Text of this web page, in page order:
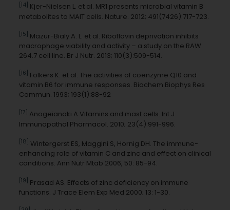
[14] Kjer-Nielsen L. et al. MR1 presents microbial vitamin B
metabolites to MAIT cells. Nature. 2012; 491(7426):717-723.
[15] Mazur-Bialy A. L. et al. Riboflavin deprivation inhibits
macrophage viability and activity – a study on the RAW
264.7 cell line. Br J Nutr. 2013; 110(3):509-514.
[16] Folkers K. et al. The activities of coenzyme Q10 and
vitamin B6 for immune responses. Biochem Biophys Res
Commun. 1993; 193(1):88-92
[17] Anogeianaki A Vitamins and mast cells. Int J
Immunopathol Pharmacol. 2010; 23(4):991-996.
[18] Wintergerst ES, Maggini S, Hornig DH. The immune-
enhancing role of vitamin C and zinc and effect on clinical
conditions. Ann Nutr Mtab 2006, 50: 85-94.
[19] Prasad AS. Effects of zinc deficiency on immune
functions. J Trace Elem Exp Med 2000; 13: 1-30.